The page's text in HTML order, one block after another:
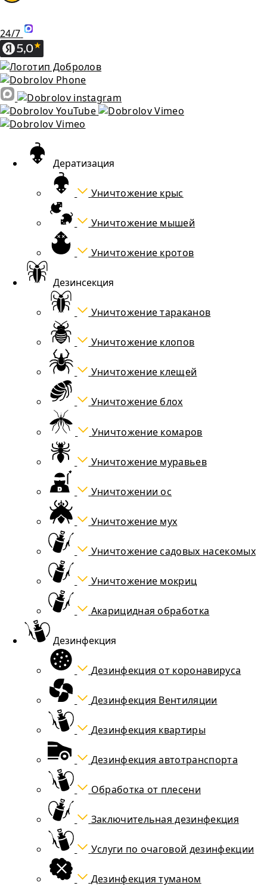
24/7
Дератизация
Уничтожение крыс
Уничтожение мышей
Уничтожение кротов
Дезинсекция
Уничтожение тараканов
Уничтожение клопов
Уничтожение клещей
Уничтожение блох
Уничтожение комаров
Уничтожение муравьев
Уничтожении ос
Уничтожение мух
Уничтожение садовых насекомых
Уничтожение мокриц
Акарицидная обработка
Дезинфекция
Дезинфекция от коронавируса
Дезинфекция Вентиляции
Дезинфекция квартиры
Дезинфекция автотранспорта
Обработка от плесени
Заключительная дезинфекция
Услуги по очаговой дезинфекции
Дезинфекция туманом